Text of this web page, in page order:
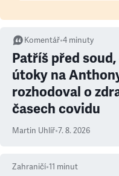
Komentář•4 minuty
Patříš před
útoky na
rozhodoval o
časech covidu
Martin Uhlíř•7. 8. 2026
Zahraničí•11 minut